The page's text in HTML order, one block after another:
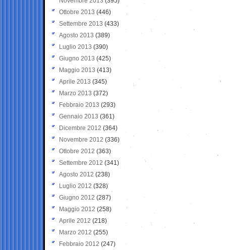
Ottobre 2013 (446)
Settembre 2013 (433)
Agosto 2013 (389)
Luglio 2013 (390)
Giugno 2013 (425)
Maggio 2013 (413)
Aprile 2013 (345)
Marzo 2013 (372)
Febbraio 2013 (293)
Gennaio 2013 (361)
Dicembre 2012 (364)
Novembre 2012 (336)
Ottobre 2012 (363)
Settembre 2012 (341)
Agosto 2012 (238)
Luglio 2012 (328)
Giugno 2012 (287)
Maggio 2012 (258)
Aprile 2012 (218)
Marzo 2012 (255)
Febbraio 2012 (247)